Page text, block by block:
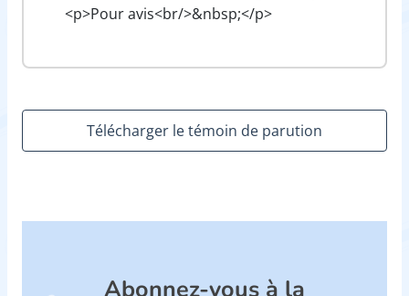
<p>Pour avis<br/>&nbsp;</p>
Télécharger le témoin de parution
Abonnez-vous à la